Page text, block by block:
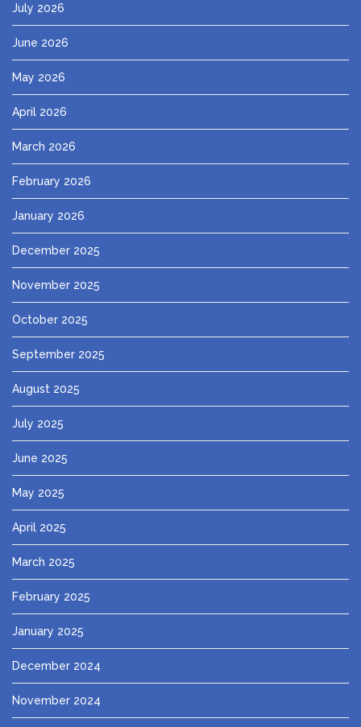
July 2026
June 2026
May 2026
April 2026
March 2026
February 2026
January 2026
December 2025
November 2025
October 2025
September 2025
August 2025
July 2025
June 2025
May 2025
April 2025
March 2025
February 2025
January 2025
December 2024
November 2024